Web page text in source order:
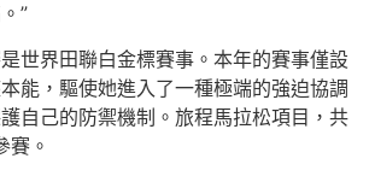
”
世界田聯白金標賽事。本年的賽事僅設
能，驅使她進入了一種極端的強迫協調
自己的防禦機制。旅程馬拉松項目，共
賽。